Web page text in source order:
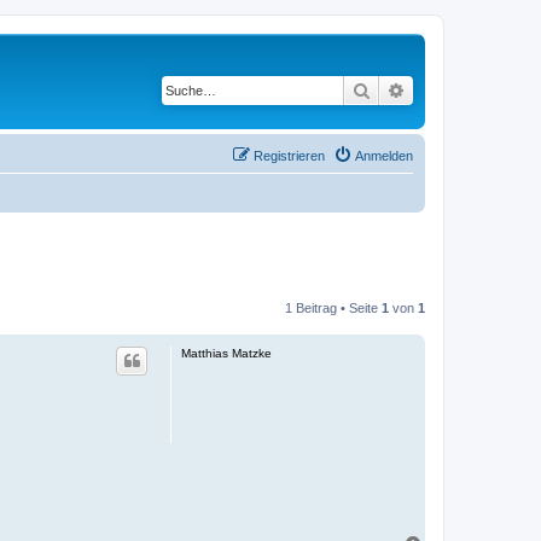
Suche
Anmelden
Registrieren
1 Beitrag • Seite 1 von 1
Matthias Matzke